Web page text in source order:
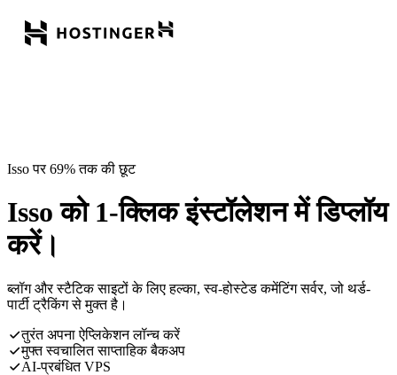
Isso पर 69% तक की छूट
Isso को 1-क्लिक इंस्टॉलेशन में डिप्लॉय
करें।
ब्लॉग और स्टैटिक साइटों के लिए हल्का, स्व-होस्टेड कमेंटिंग सर्वर, जो थर्ड-
पार्टी ट्रैकिंग से मुक्त है।
तुरंत अपना ऐप्लिकेशन लॉन्च करें
मुफ्त स्वचालित साप्ताहिक बैकअप
AI-प्रबंधित VPS